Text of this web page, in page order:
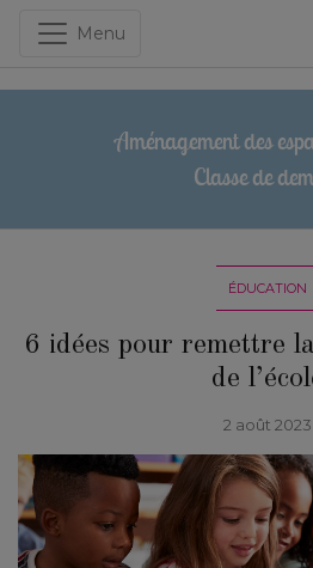
Menu
Aménagement des
Classe de
ÉDUCATION
6 idées pour remettre
de
2 août 2023